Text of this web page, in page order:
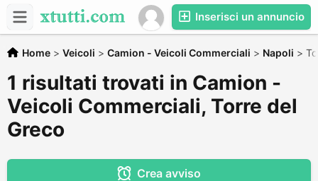
Inserisci un annuncio
Home > Veicoli > Camion - Veicoli Commerciali > Napoli >
1 risultati trovati in Camion -
Veicoli Commerciali, Torre del
Greco
Crea avviso